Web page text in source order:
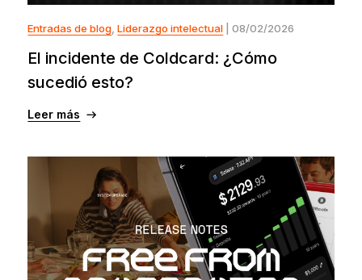
Entradas de blog ,Liderazgo intelectual | 08/02/2026
El incidente de Coldcard: ¿Cómo
sucedió esto?
Leer más